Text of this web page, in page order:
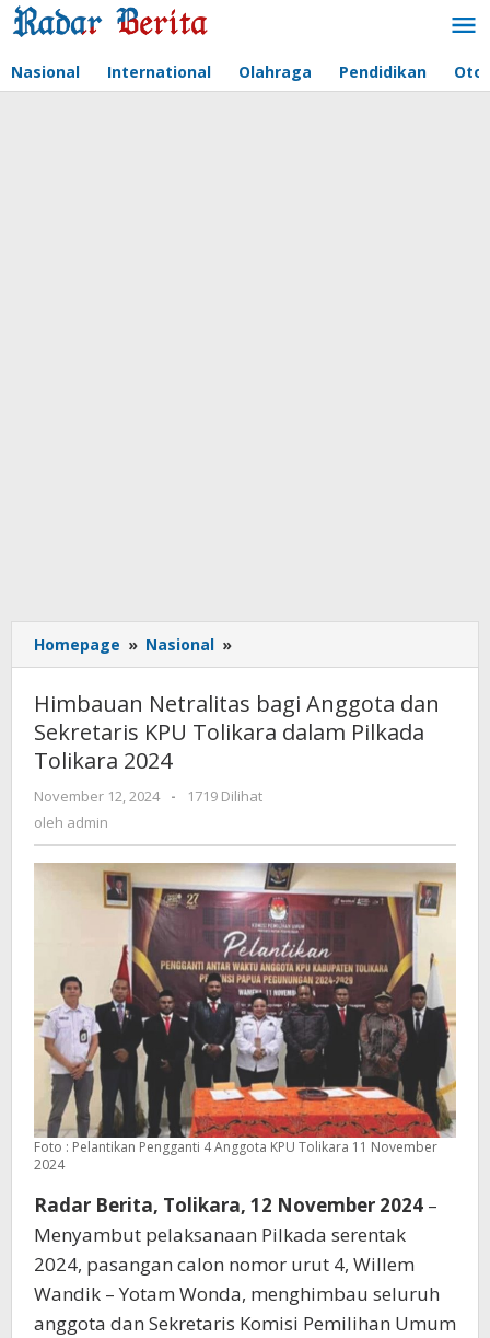
Lewati
ke
Nasional International Olahraga Pendidikan
Homepage » Nasional »
Netralitas
bagi
Anggota
dan
Tolikara
Pilkada
Tolikara
2024
Himbauan Netralitas bagi Anggota dan
Sekretaris KPU Tolikara dalam Pilkada
Tolikara 2024
November 12, 2024
oleh
-
1719 Dilihat
oleh admin
Foto : Pelantikan Pengganti 4 Anggota KPU Tolikara 11 November
2024
Radar Berita, Tolikara, 12 November 2024 –
Menyambut pelaksanaan Pilkada serentak
2024, pasangan calon nomor urut 4, Willem
Wandik – Yotam Wonda, menghimbau seluruh
anggota dan Sekretaris Komisi Pemilihan Umum